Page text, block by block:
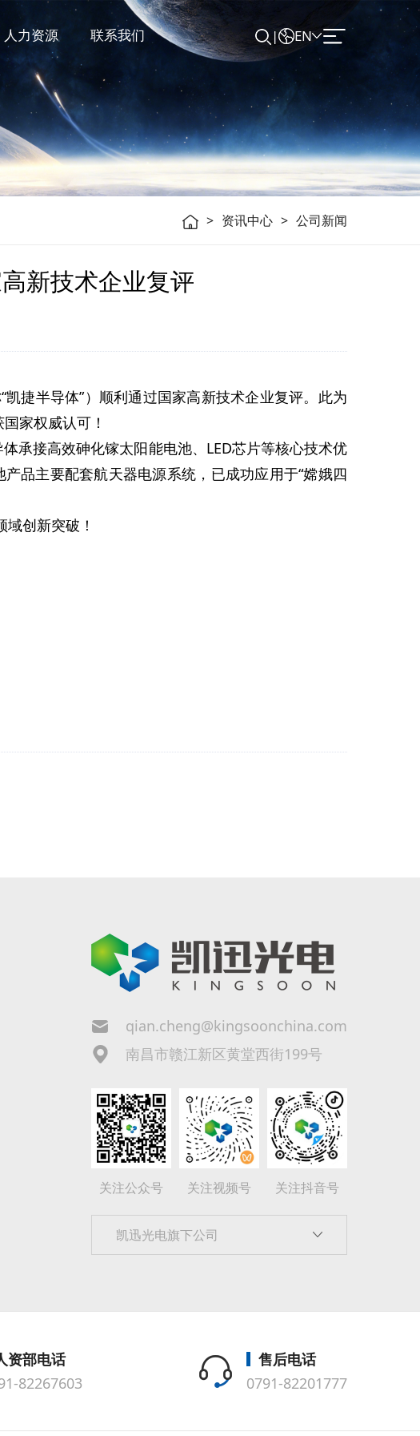
人力资源 联系我们 | EN
人才理念
人才招聘
> 资讯中心 > 公司新闻
新技术企业复评
捷半导体”）顺利通过国家高新技术企业复评。此为
家权威认可！
承接高效砷化镓太阳能电池、LED芯片等核心技术优
品主要配套航天器电源系统，已成功应用于“嫦娥四
创新突破！
qian.cheng@kingsoonchina.com
南昌市赣江新区黄堂西街199号
关注公众号 关注视频号 关注抖音号
凯迅光电旗下公司
资部电话
82267603
售后电话
0791-82201777